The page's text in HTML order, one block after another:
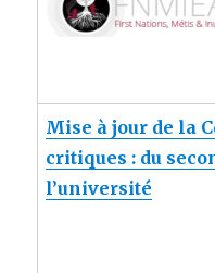
Mise à jour de la
critiques : du
l’université